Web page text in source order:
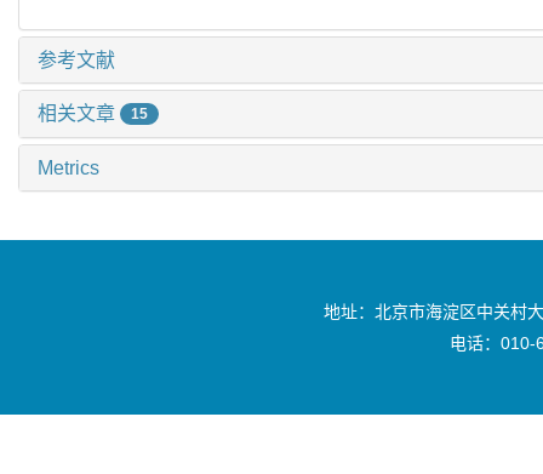
参考文献
相关文章 15
Metrics
地址：北京市海淀区中关村
电话：